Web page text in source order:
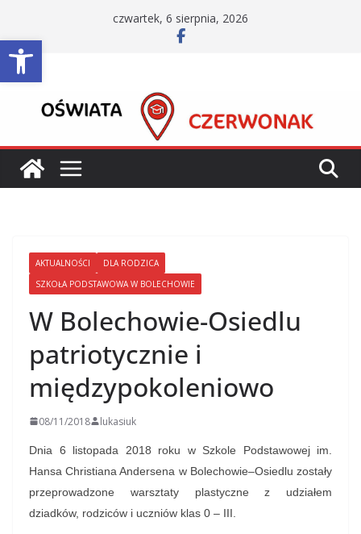
Otwórz pasek narzędzi
treści
czwartek, 6 sierpnia, 2026
AKTUALNOŚCI
DLA RODZICA
SZKOŁA PODSTAWOWA W BOLECHOWIE
W Bolechowie-Osiedlu
patriotycznie i
międzypokoleniowo
08/11/2018 lukasiuk
Dnia 6 listopada 2018 roku w Szkole Podstawowej im.
Hansa Christiana Andersena w Bolechowie–Osiedlu zostały
przeprowadzone warsztaty plastyczne z udziałem
dziadków, rodziców i uczniów klas 0 – III.